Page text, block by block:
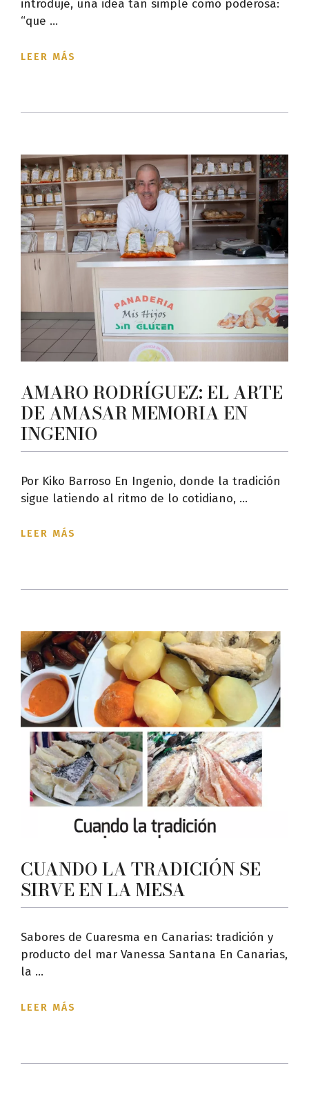
introduje, una idea tan simple como poderosa:
“que ...
LEER MÁS
AMARO RODRÍGUEZ: EL ARTE
DE AMASAR MEMORIA EN
INGENIO
Por Kiko Barroso En Ingenio, donde la tradición
sigue latiendo al ritmo de lo cotidiano, ...
LEER MÁS
CUANDO LA TRADICIÓN SE
SIRVE EN LA MESA
Sabores de Cuaresma en Canarias: tradición y
producto del mar Vanessa Santana En Canarias,
la ...
LEER MÁS